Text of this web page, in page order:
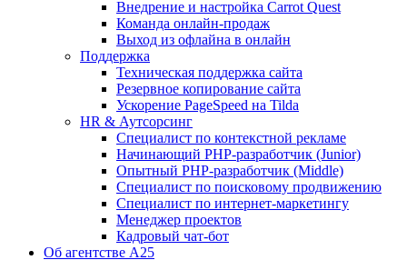
Внедрение и настройка Carrot Quest
Команда онлайн-продаж
Выход из офлайна в онлайн
Поддержка
Техническая поддержка сайта
Резервное копирование сайта
Ускорение PageSpeed на Tilda
HR & Аутсорсинг
Специалист по контекстной рекламе
Начинающий PHP-разработчик (Junior)
Опытный PHP-разработчик (Middle)
Специалист по поисковому продвижению
Специалист по интернет-маркетингу
Менеджер проектов
Кадровый чат-бот
Об агентстве А25